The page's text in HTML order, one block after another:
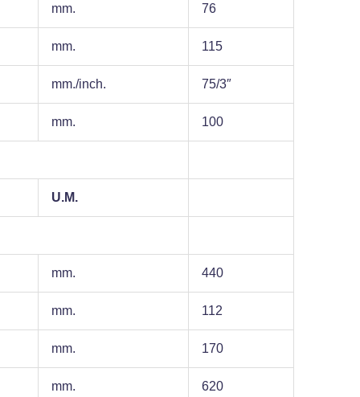
mm. 76
mm. 115
mm./inch. 75/3″
mm. 100
U.M.
mm. 440
mm. 112
mm. 170
mm. 620